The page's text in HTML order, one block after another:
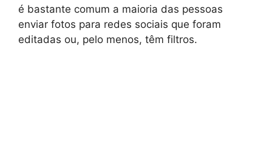
é bastante comum a maioria das pessoas
enviar fotos para redes sociais que foram
editadas ou, pelo menos, têm filtros.